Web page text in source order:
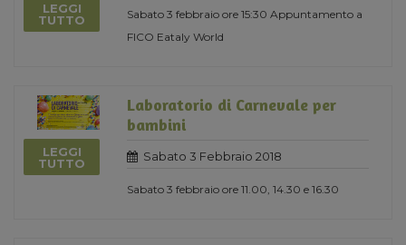
LEGGI
TUTTO
Sabato 3 febbraio ore 15:30 Appuntamento a
FICO Eataly World
LEGGI
TUTTO
Laboratorio di Carnevale per
bambini
Sabato 3 Febbraio 2018
Sabato 3 febbraio ore 11.00, 14.30 e 16.30